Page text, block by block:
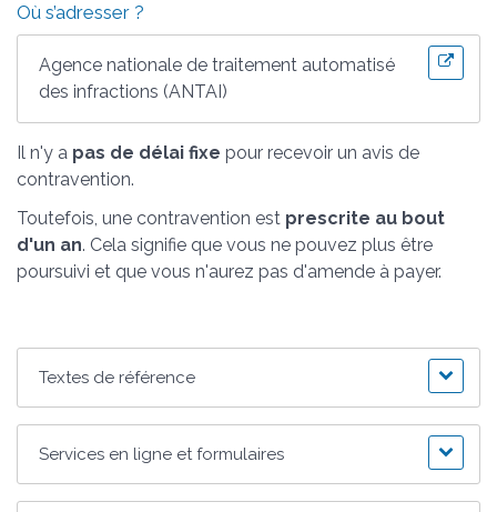
Où s’adresser ?
Agence nationale de traitement automatisé
des infractions (ANTAI)
Il n'y a pas de délai fixe pour recevoir un avis de
contravention.
Toutefois, une contravention est prescrite au bout
d'un an. Cela signifie que vous ne pouvez plus être
poursuivi et que vous n'aurez pas d'amende à payer.
Textes de référence
Services en ligne et formulaires